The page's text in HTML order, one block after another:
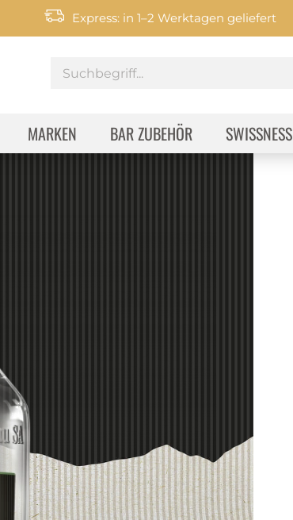
Express: in 1–2 Werktagen geliefert
MARKEN BAR ZUBEHÖR SWISSNESS